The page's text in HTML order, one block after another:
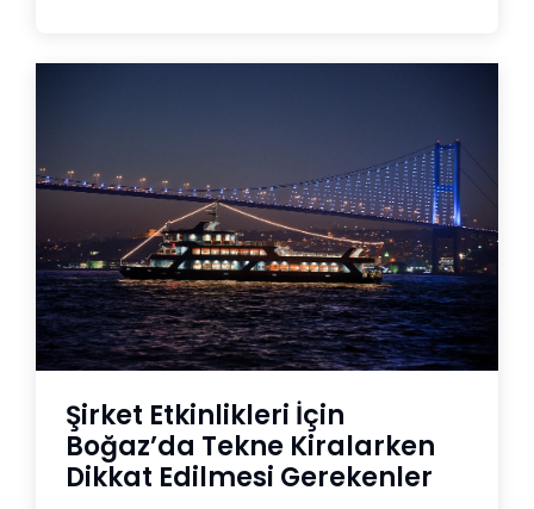
Şirket Etkinlikleri İçin
Boğaz’da Tekne Kiralarken
Dikkat Edilmesi Gerekenler